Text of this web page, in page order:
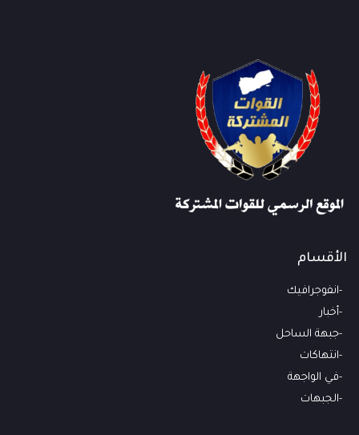
الأقسام
انفوجرافيك
أخبار
جبهة الساحل
انتهاكات
في الواجهة
الجبهات